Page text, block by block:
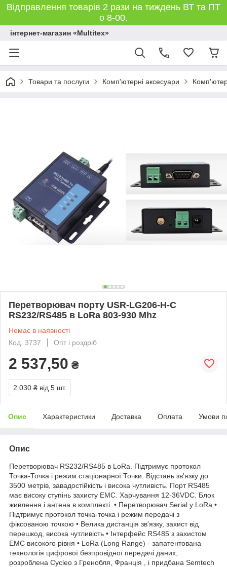
Відправлення товарів 2 рази на тиждень ВТ та ПТ
о 8-00.
інтернет-магазин «Multitex»
Товари та послуги Комп'ютерні аксесуари
Перетворювач порту USR-LG206-H-C
RS232/RS485 в LoRa 803-930 Mhz
Немає в наявності
Код: 3737
Опт і роздріб
2 537,50 ₴
2 030 ₴ від 5 шт.
Опис Характеристики Доставка Оплата Умови
Опис
Перетворювач RS232/RS485 в LoRa. Підтримує протокол
Точка-Точка і режим стаціонарної Точки. Відстань зв'язку до
3500 метрів, завадостійкість і висока чутливість. Порт RS485
має високу ступінь захисту ЕМС. Харчування 12-36VDC. Блок
живлення і антена в комплекті. • Перетворювач Serial у LoRa •
Підтримує протокол точка-точка і режим передачі з
фіксованою точкою • Велика дистанція зв'язку, захист від
перешкод, висока чутливість • Інтерфейс RS485 з захистом
EMC високого рівня • LoRa (Long Range) - запатентована
технологія цифрової безпровідної передачі даних,
розроблена Cycleo з Гренобля, Франція , і придбана Semtech